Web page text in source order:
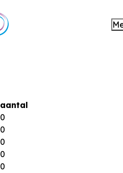
aantal
0
0
0
0
0